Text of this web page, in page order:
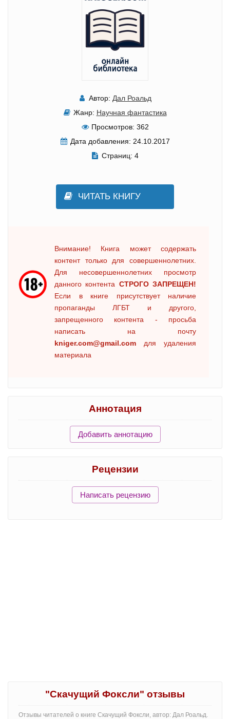
Автор: Дал Роальд
Жанр: Научная фантастика
Просмотров: 362
Дата добавления: 24.10.2017
Страниц: 4
ЧИТАТЬ КНИГУ
Внимание! Книга может содержать
контент только для совершеннолетних.
Для несовершеннолетних просмотр
данного контента СТРОГО ЗАПРЕЩЕН!
Если в книге присутствует наличие
пропаганды ЛГБТ и другого,
запрещенного контента - просьба
написать на почту
kniger.com@gmail.com для удаления
материала
Аннотация
Добавить аннотацию
Рецензии
Написать рецензию
"Скачущий Фоксли" отзывы
Отзывы читателей о книге Скачущий Фоксли, автор: Дал Роальд.